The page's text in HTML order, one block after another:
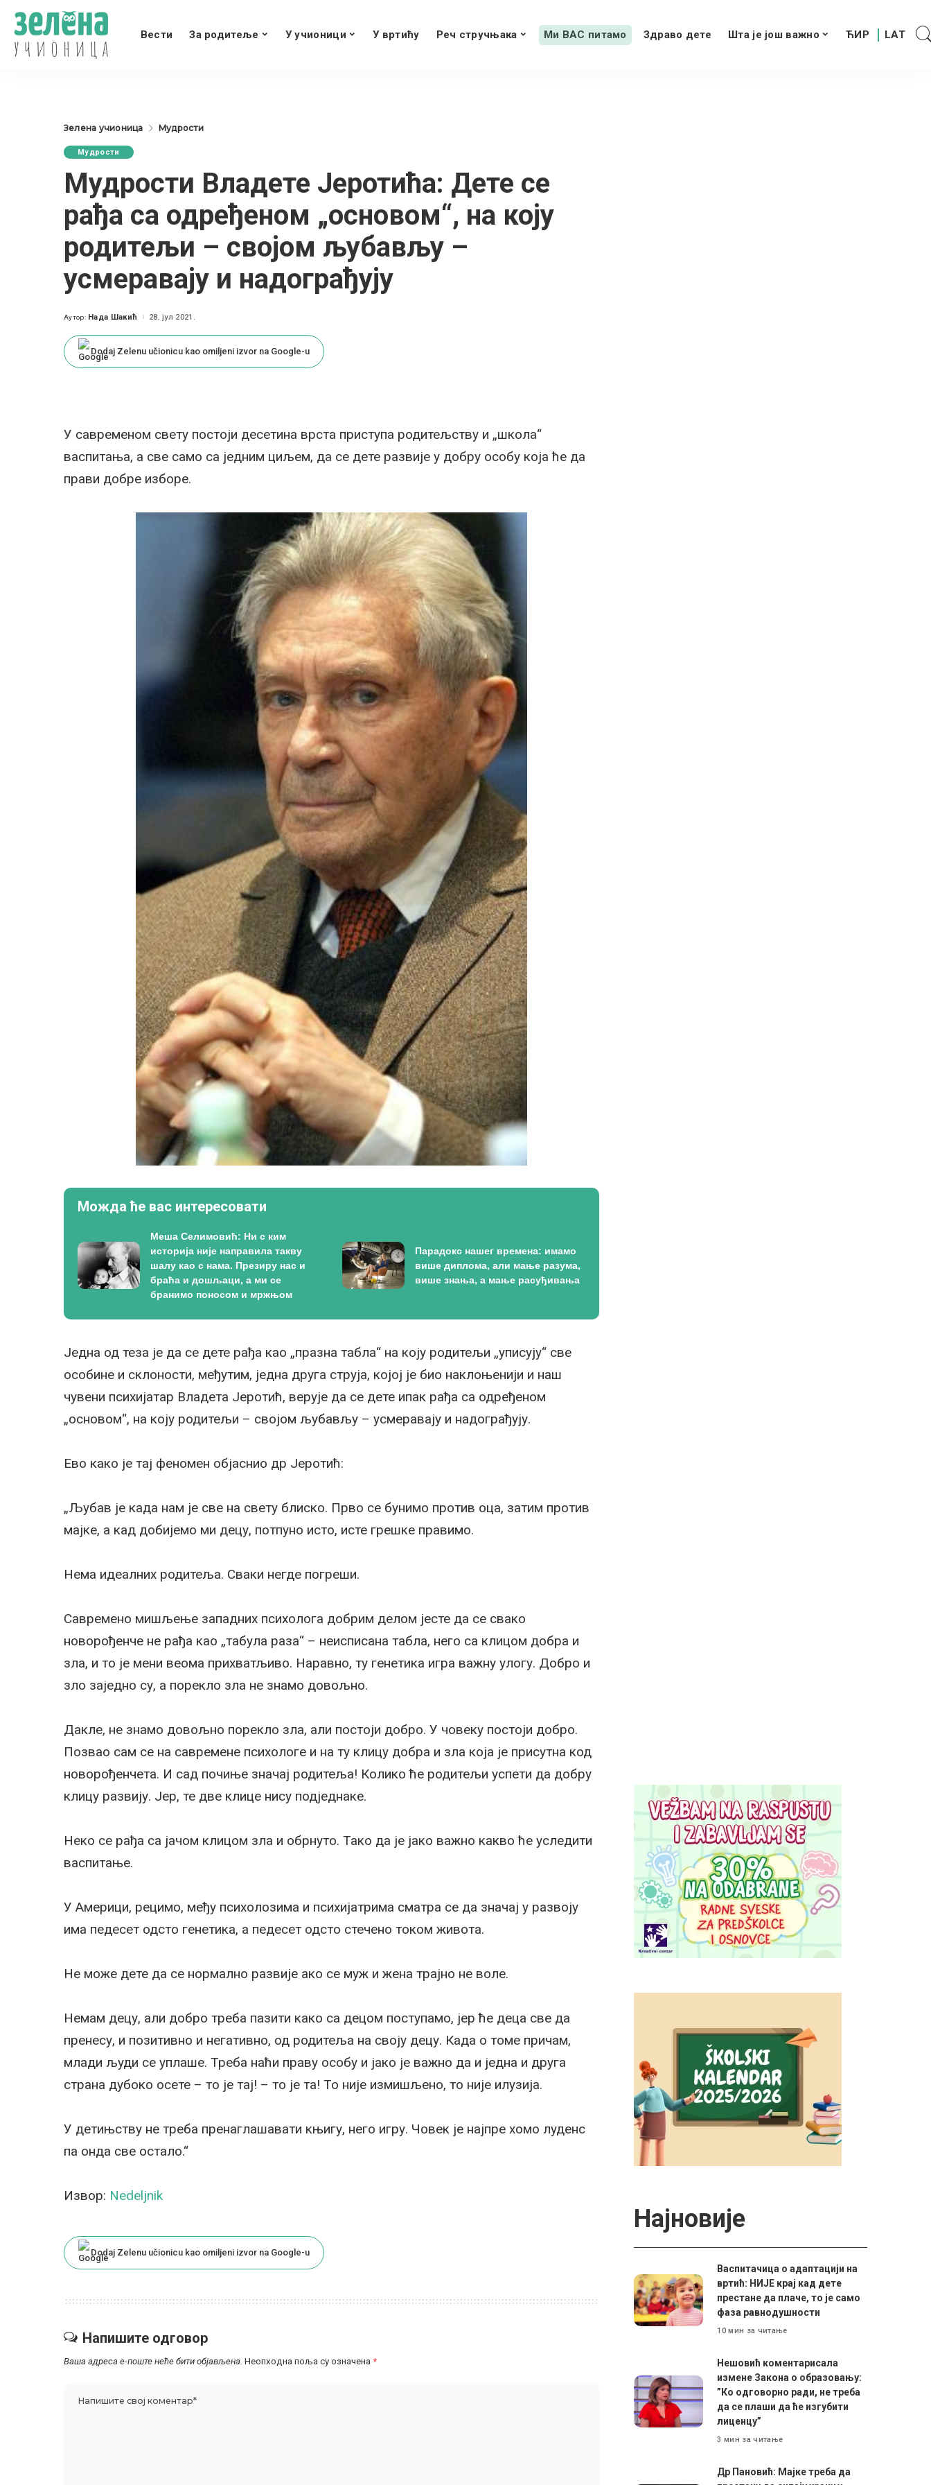
Вести За родитеље У учионици У вртићу Реч стручњака Ми ВАС питамо Здраво дете Шта је још важно
Зелена учионица Мудрости
Мудрости
Мудрости Владете Јеротића: Дете се
рађа са одређеном „основом“, на коју
родитељи – својом љубављу –
усмеравају и надограђују
Posted
Аутор: Нада Шакић 28. јул 2021.
Dodaj Zelenu učionicu kao omiljeni izvor na Google-u
У савременом свету постоји десетина врста приступа родитељству и „школа“
васпитања, а све само са једним циљем, да се дете развије у добру особу која ће да
прави добре изборе.
Можда ће вас интересовати
Меша Селимовић: Ни с ким
историја није направила такву
шалу као с нама. Презиру нас и
браћа и дошљаци, а ми се
бранимо поносом и мржњом
Парадокс нашег времена: имамо
више диплома, али мање разума,
више знања, а мање расуђивања
Једна од теза је да се дете рађа као „празна табла“ на коју родитељи „уписују“ све
особине и склоности, међутим, једна друга струја, којој је био наклоњенији и наш
чувени психијатар Владета Јеротић, верује да се дете ипак рађа са одређеном
„основом“, на коју родитељи – својом љубављу – усмеравају и надограђују.
Ево како је тај феномен објаснио др Јеротић:
„Љубав је када нам је све на свету блиско. Прво се бунимо против оца, затим против
мајке, а кад добијемо ми децу, потпуно исто, исте грешке правимо.
Нема идеалних родитеља. Сваки негде погреши.
Савремено мишљење западних психолога добрим делом јесте да се свако
новорођенче не рађа као „табула раза“ – неисписана табла, него са клицом добра и
зла, и то је мени веома прихватљиво. Наравно, ту генетика игра важну улогу. Добро и
зло заједно су, а порекло зла не знамо довољно.
Дакле, не знамо довољно порекло зла, али постоји добро. У човеку постоји добро.
Позвао сам се на савремене психологе и на ту клицу добра и зла која је присутна код
новорођенчета. И сад почиње значај родитеља! Колико ће родитељи успети да добру
клицу развију. Јер, те две клице нису подједнаке.
Неко се рађа са јачом клицом зла и обрнуто. Тако да је јако важно какво ће уследити
васпитање.
У Америци, рецимо, међу психолозима и психијатрима сматра се да значај у развоју
има педесет одсто генетика, а педесет одсто стечено током живота.
Не може дете да се нормално развије ако се муж и жена трајно не воле.
Немам децу, али добро треба пазити како са децом поступамо, јер ће деца све да
пренесу, и позитивно и негативно, од родитеља на своју децу. Када о томе причам,
млади људи се уплаше. Треба наћи праву особу и јако је важно да и једна и друга
страна дубоко осете – то је тај! – то је та! То није измишљено, то није илузија.
У детињству не треба пренаглашавати књигу, него игру. Човек је најпре хомо луденс
па онда све остало.“
Извор: Nedeljnik
Dodaj Zelenu učionicu kao omiljeni izvor na Google-u
Напишите одговор
Ваша адреса е-поште неће бити објављена. Неопходна поља су означена *
Најновије
Васпитачица о адаптацији на
вртић: НИЈЕ крај кад дете
престане да плаче, то је само
фаза равнодушности
10 мин за читање
Нешовић коментарисала
измене Закона о образовању:
”Ко одговорно ради, не треба
да се плаши да ће изгубити
лиценцу”
3 мин за читање
Др Пановић: Мајке треба да